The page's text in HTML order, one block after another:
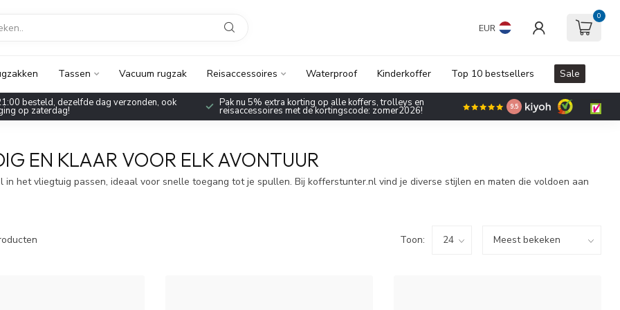
EUR
0
Tassen Vacuum rugzak Reisaccessoires Waterproof Kinderkoffer Top 10 bestsellers Sale
besteld, dezelfde dag verzonden, ook
op zaterdag!
Pak nu 5% extra korting op alle koffers, trolleys en
reisaccessoires met de kortingscode: zomer2026! 9.5
EN KLAAR VOOR ELK AVONTUUR
het vliegtuig passen, ideaal voor snelle toegang tot je spullen. Bij kofferstunter.nl vind je diverse stijlen en maten die voldoen aan
Toon: